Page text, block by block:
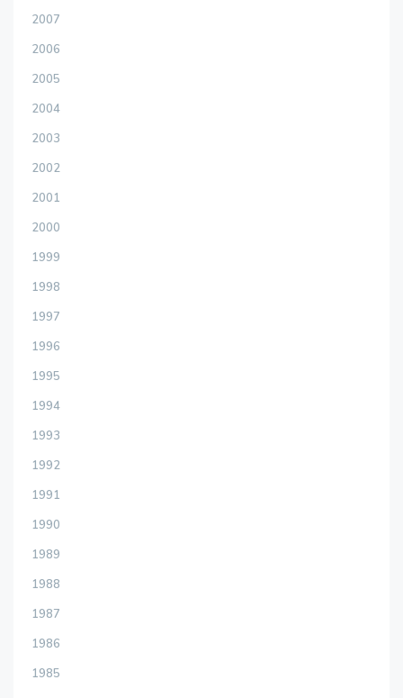
2007
2006
2005
2004
2003
2002
2001
2000
1999
1998
1997
1996
1995
1994
1993
1992
1991
1990
1989
1988
1987
1986
1985